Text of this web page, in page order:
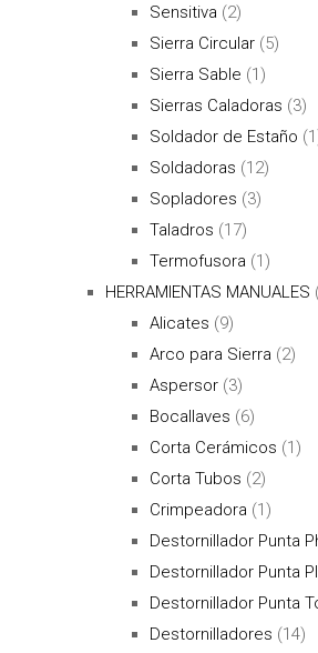
Sensitiva (2)
Sierra Circular (5)
Sierra Sable (1)
Sierras Caladoras (3)
Soldador de Estaño
Soldadoras (12)
Sopladores (3)
Taladros (17)
Termofusora (1)
HERRAMIENTAS MANUALES
Alicates (9)
Arco para Sierra (2)
Aspersor (3)
Bocallaves (6)
Corta Cerámicos (1)
Corta Tubos (2)
Crimpeadora (1)
Destornillador Punta
Destornillador Punta
Destornillador Punta
Destornilladores (14)